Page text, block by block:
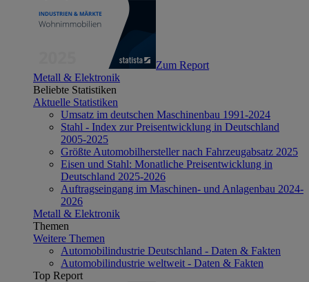
Zum Report
Metall & Elektronik
Beliebte Statistiken
Aktuelle Statistiken
Umsatz im deutschen Maschinenbau 1991-2024
Stahl - Index zur Preisentwicklung in Deutschland
2005-2025
Größte Automobilhersteller nach Fahrzeugabsatz 2025
Eisen und Stahl: Monatliche Preisentwicklung in
Deutschland 2025-2026
Auftragseingang im Maschinen- und Anlagenbau 2024-
2026
Metall & Elektronik
Themen
Weitere Themen
Automobilindustrie Deutschland - Daten & Fakten
Automobilindustrie weltweit - Daten & Fakten
Top Report